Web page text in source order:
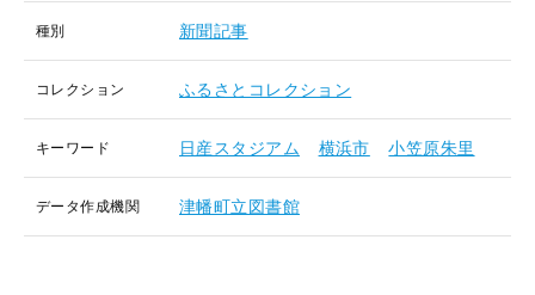
種別 新聞記事
コレクション ふるさとコレクション
キーワード 日産スタジアム 横浜市 小笠原朱里
データ作成機関 津幡町立図書館